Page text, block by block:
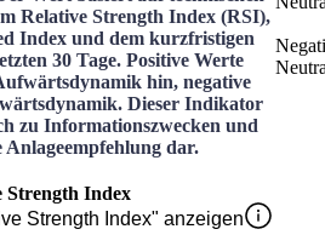
Relative Strength Index (RSI),
Index und dem kurzfristigen
30 Tage. Positive Werte
hin, negative
Dieser Indikator
zu Informationszwecken und
Anlageempfehlung dar.
Strength Index
Strength Index" anzeigen